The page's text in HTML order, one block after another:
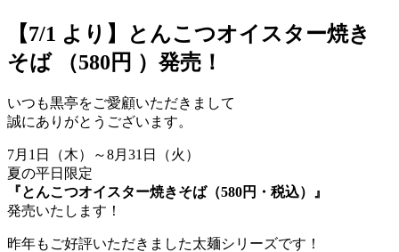
【7/1 より】とんこつオイスター焼き
そば （580円 ）発売！
いつも黒亭をご愛顧いただきまして
誠にありがとうございます。
7月1日（木）～8月31日（火）
夏の平日限定
『とんこつオイスター焼きそば（580円・税込）』
発売いたします！
昨年もご好評いただきました太麺シリーズです！